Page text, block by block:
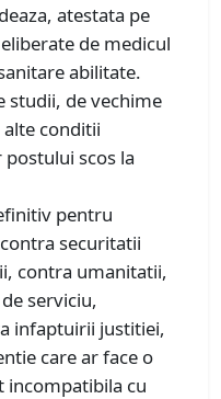
atestata pe
de medicul
abilitate.
studii, de vechime
alte conditii
scos la
pentru
securitatii
contra umanitatii,
serviciu,
infaptuirii justitiei,
care ar face o
incompatibila cu